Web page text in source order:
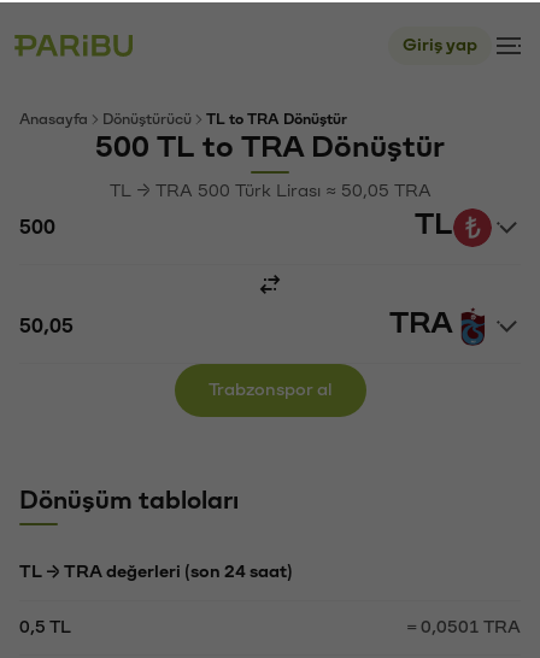
Giriş yap
Anasayfa Dönüştürücü TL to TRA Dönüştür
500 TL to TRA Dönüştür
TL → TRA 500 Türk Lirası ≈ 50,05 TRA
TL
TRA
Trabzonspor al
Dönüşüm tabloları
TL → TRA değerleri (son 24 saat)
0,5 TL = 0,0501 TRA